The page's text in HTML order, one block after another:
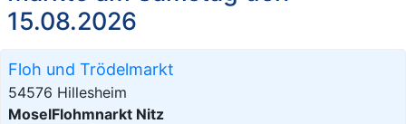
15.08.2026
Floh und Trödelmarkt
54576 Hillesheim
MoselFlohmnarkt Nitz